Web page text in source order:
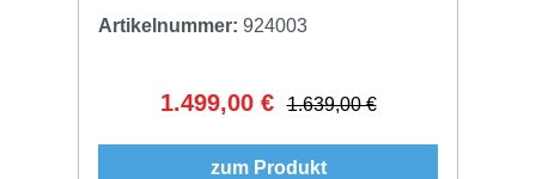
Artikelnummer: 924003
Verkaufspreis:
1.499,00 € Regulärer Preis:
1.639,00 €
zum Produkt